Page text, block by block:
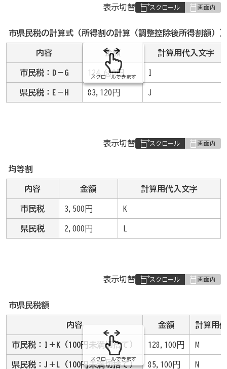
表
み
表示切替
市県民税の計算式（所得割の計算（調整控除後所得割額））
内容 金額 計算用代入文字
市民税：D－G 124,680円 I
県民税：E－H 83,120円
スクロールできます
表
の
表示切替
均等割
内容 金額 計算用代入文字
市民税 3,500円 K
県民税 2,000円
表
の
表示切替
市県民税額
内容 金額 計算用
市民税：I＋K（100円未満切捨て） 128,100円 M
県民税：J＋L（100円未満切捨て） 85,100円 N
スクロールできます